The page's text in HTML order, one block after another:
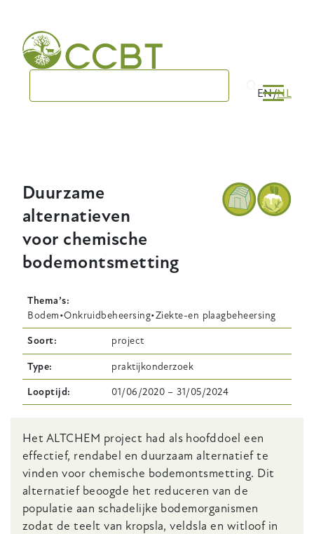
main
navigation
EN NL
Duurzame
alternatieven
voor chemische
bodemontsmetting
Thema’s
Bodem Onkruidbeheersing Ziekte-en plaagbeheersing
Soort project
Type praktijkonderzoek
Looptijd 01/06/2020 –31/05/2024
Body
Het ALTCHEM project had als hoofddoel een
effectief, rendabel en duurzaam alternatief te
vindenvoor chemische bodemontsmetting. Dit
alternatief beoogde het reduceren van de
populatie aan schadelijke bodemorganismen
zodat de teelt van kropsla, veldsla en witloof in